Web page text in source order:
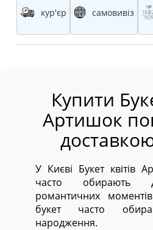
кур'єр самовивіз
Купити
Артишок
У Києві Букет квітів
часто обирають
романтичних
букет часто
народження.